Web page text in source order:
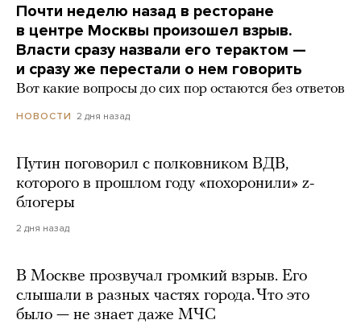
Почти неделю назад в ресторане
в центре Москвы произошел взрыв.
Власти сразу назвали его терактом —
и сразу же перестали о нем говорить
Вот какие вопросы до сих пор остаются без ответов
НОВОСТИ 2 дня назад
Путин поговорил с полковником ВДВ,
которого в прошлом году «похоронили» z-
блогеры
2 дня назад
В Москве прозвучал громкий взрыв. Его
слышали в разных частях города. Что это
было — не знает даже МЧС